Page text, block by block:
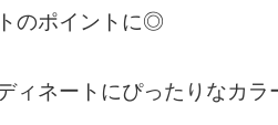
のポイントに◎
ィネートにぴったりなカラ